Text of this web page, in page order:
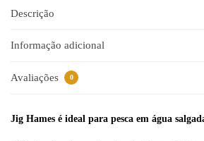
a
i
e
Descrição
Informação adicional
Avaliações 0
Jig Hames é ideal para pesca em água